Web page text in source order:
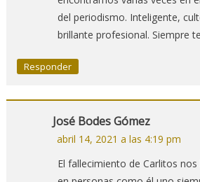
del periodismo. Inteligente,
brillante profesional. Siempre
Responder
José Bodes Gómez
abril 14, 2021 a las 4:19 pm
El fallecimiento de Carlitos